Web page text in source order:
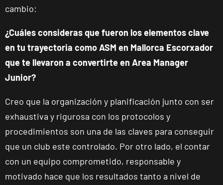
cambio:
¿Cuáles consideras que fueron los elementos clave
en tu trayectoria como ASM en Mallorca Escorxador
que te llevaron a convertirte en Area Manager
Junior?
Creo que la organización y planificación junto con ser
exhaustiva y rigurosa con los protocolos y
procedimientos son una de las claves para conseguir
que un club este controlado. Por otro lado, el contar
con un equipo comprometido, responsable y
motivado hace que los resultados tanto a nivel de